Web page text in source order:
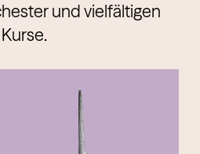
und vielfältigen
Kurse.